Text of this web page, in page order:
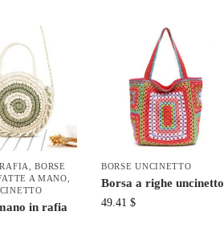
,BORSE
A MANO
in rafia
BORSE UNCINETTO
Borsa a righe uncinetto
49.41 $